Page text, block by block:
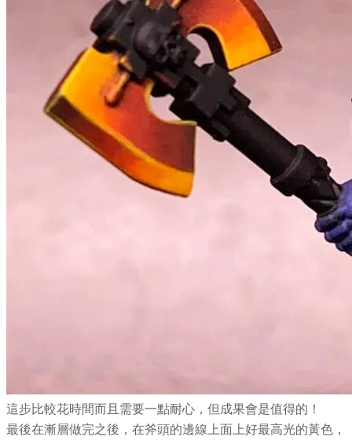
這步比較花時間而且需要一點耐心，但成果會是值得的！
最後在漸層做完之後，在斧頭的邊線上面上好最高光的黃色，